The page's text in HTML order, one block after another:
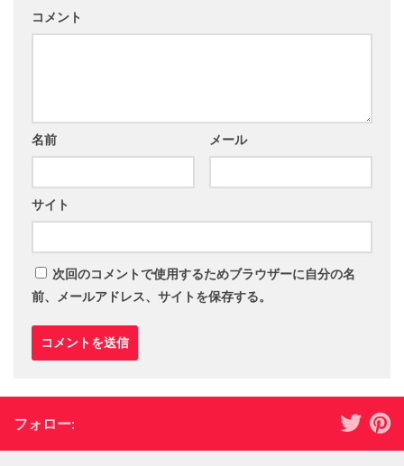
コメント
名前 メール
サイト
次回のコメントで使用するためブラウザーに自分の名
前、メールアドレス、サイトを保存する。
フォロー: